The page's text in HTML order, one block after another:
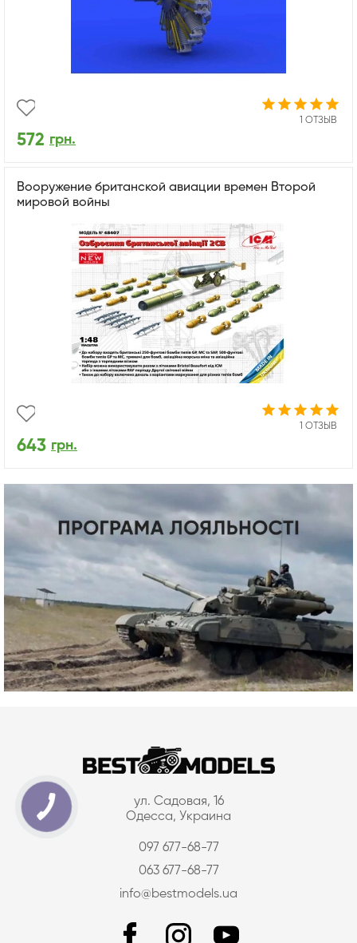
1 ОТЗЫВ
572 грн.
Вооружение британской авиации времен Второй
мировой войны
1 ОТЗЫВ
643 грн.
ул. Садовая, 16
Одесса, Украина
097 677-68-77
063 677-68-77
info@bestmodels.ua